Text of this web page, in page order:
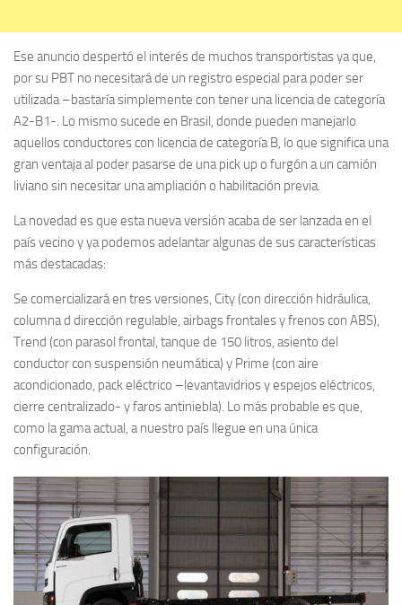
Ese anuncio despertó el interés de muchos transportistas ya que,
por su PBT no necesitará de un registro especial para poder ser
utilizada –bastaría simplemente con tener una licencia de categoría
A2-B1-. Lo mismo sucede en Brasil, donde pueden manejarlo
aquellos conductores con licencia de categoría B, lo que significa una
gran ventaja al poder pasarse de una pick up o furgón a un camión
liviano sin necesitar una ampliación o habilitación previa.
La novedad es que esta nueva versión acaba de ser lanzada en el
país vecino y ya podemos adelantar algunas de sus características
más destacadas:
Se comercializará en tres versiones, City (con dirección hidráulica,
columna d dirección regulable, airbags frontales y frenos con ABS),
Trend (con parasol frontal, tanque de 150 litros, asiento del
conductor con suspensión neumática) y Prime (con aire
acondicionado, pack eléctrico –levantavidrios y espejos eléctricos,
cierre centralizado- y faros antiniebla). Lo más probable es que,
como la gama actual, a nuestro país llegue en una única
configuración.